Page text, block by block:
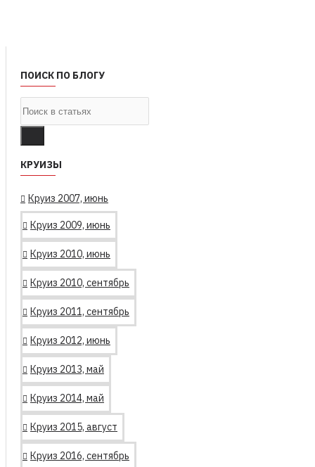
ПОИСК ПО БЛОГУ
КРУИЗЫ
Круиз 2007, июнь
Круиз 2009, июнь
Круиз 2010, июнь
Круиз 2010, сентябрь
Круиз 2011, сентябрь
Круиз 2012, июнь
Круиз 2013, май
Круиз 2014, май
Круиз 2015, август
Круиз 2016, сентябрь